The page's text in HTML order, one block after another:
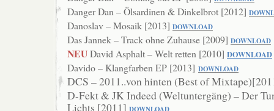
Danger Dan – Ölsardinen & Dinkelbrot [2012]
Danoslav – Mosaik [2013] DOWNLOAD
Das Jannek – Track ohne Zuhause [2009] DOWNLOAD
NEUDavid Asphalt – Welt retten [2010] DOWNLOAD
Davido – Klangfarben EP [2013] DOWNLOAD
DCS – 2011..von hinten (Best of
D-Fekt & JK Indeed (Weltuntergäng) – Der
Lichts [2011]